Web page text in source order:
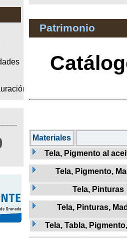
Patrimonio
Materiales
Tela, Pigmento al
Tela, Pigmento,
Tela, Pinturas
Tela, Pinturas,
Tela, Tabla,